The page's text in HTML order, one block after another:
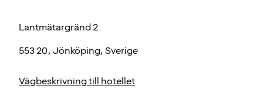
Lantmätargränd 2
553 20, Jönköping, Sverige
Vägbeskrivning till hotellet